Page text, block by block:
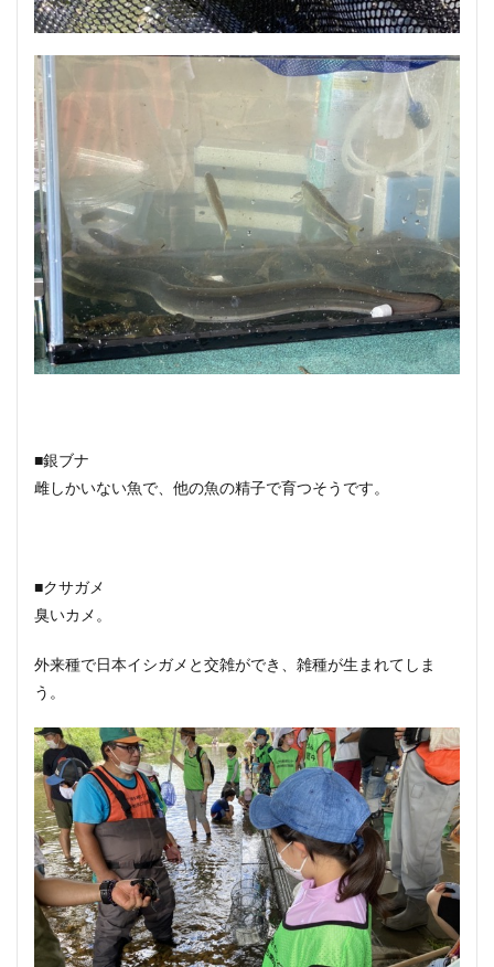
■銀ブナ
雌しかいない魚で、他の魚の精子で育つそうです。
■クサガメ
臭いカメ。
外来種で日本イシガメと交雑ができ、雑種が生まれてしま
う。